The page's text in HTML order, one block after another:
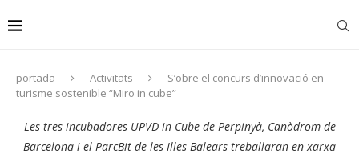
portada Activitats
S’obre el concurs d’innovació en
turisme sostenible “Miro in cube”
Les tres incubadores UPVD in Cube de Perpinyà, Canòdrom de
Barcelona i el ParcBit de les Illes Balears treballaran en xarxa